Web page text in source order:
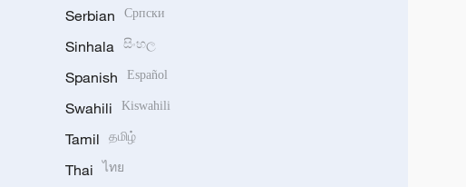
Serbian Српски
Sinhala සිංහල
Spanish Español
Swahili Kiswahili
Tamil தமிழ்
Thai ไทย